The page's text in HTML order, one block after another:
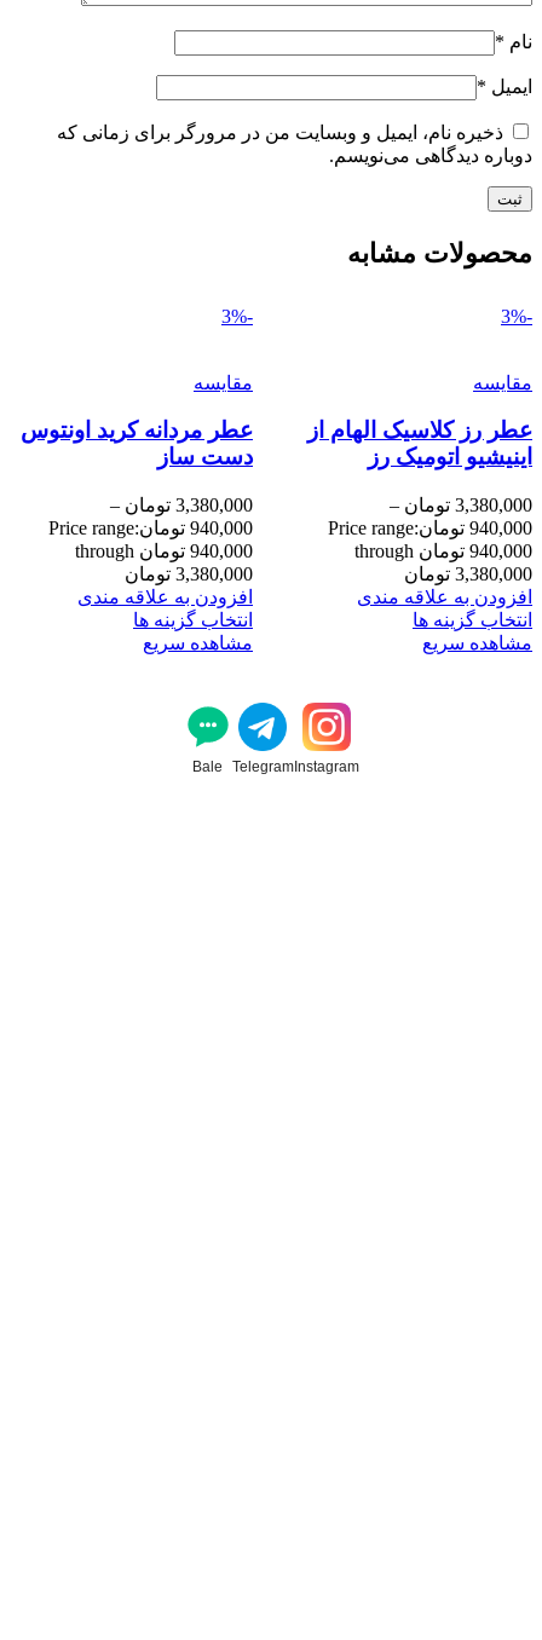
نام *
ایمیل *
ذخیره نام، ایمیل و وبسایت من در مرورگر برای زمانی که
دوباره دیدگاهی می‌نویسم.
محصولات مشابه
-3%
مقایسه
عطر رز کلاسیک الهام از
اینیشیو اتومیک رز
3,380,000 تومان –
940,000 تومانPrice range:
940,000 تومان through
3,380,000 تومان
افزودن به علاقه مندی
انتخاب گزینه ها
مشاهده سریع
-3%
مقایسه
عطر مردانه کرید اونتوس
دست ساز
3,380,000 تومان –
940,000 تومانPrice range:
940,000 تومان through
3,380,000 تومان
افزودن به علاقه مندی
انتخاب گزینه ها
مشاهده سریع
Instagram
Telegram
Bale